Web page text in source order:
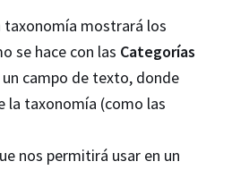
taxonomía mostrará los
se hace con las Categorías
campo de texto, donde
la taxonomía (como las
nos permitirá usar en un